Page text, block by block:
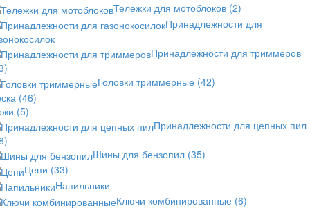
Тележки для мотоблоков (2)
Принадлежности для
Принадлежности для триммеров
Головки триммерные (42)
(46)
(5)
Принадлежности для цепных пил
Шины для бензопил (35)
Цепи (33)
Напильники
Ключи комбинированные (6)